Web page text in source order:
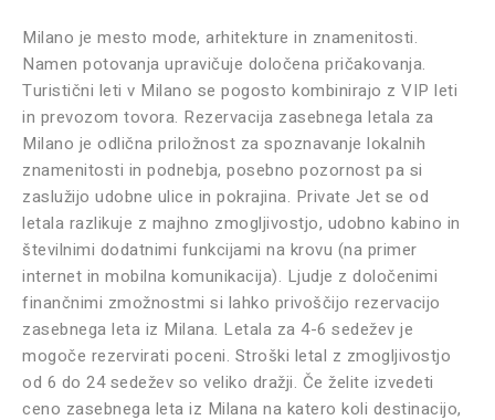
Milano je mesto mode, arhitekture in znamenitosti.
Namen potovanja upravičuje določena pričakovanja.
Turistični leti v Milano se pogosto kombinirajo z VIP leti
in prevozom tovora. Rezervacija zasebnega letala za
Milano je odlična priložnost za spoznavanje lokalnih
znamenitosti in podnebja, posebno pozornost pa si
zaslužijo udobne ulice in pokrajina. Private Jet se od
letala razlikuje z majhno zmogljivostjo, udobno kabino in
številnimi dodatnimi funkcijami na krovu (na primer
internet in mobilna komunikacija). Ljudje z določenimi
finančnimi zmožnostmi si lahko privoščijo rezervacijo
zasebnega leta iz Milana. Letala za 4-6 sedežev je
mogoče rezervirati poceni. Stroški letal z zmogljivostjo
od 6 do 24 sedežev so veliko dražji. Če želite izvedeti
ceno zasebnega leta iz Milana na katero koli destinacijo,